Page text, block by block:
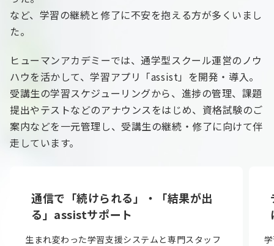
など、学習の継続と修了に不安を抱える方が多くいまし
た。
ヒューマンアカデミーでは、通学型スクール運営のノウ
ハウを活かして、学習アプリ「assist」を開発・導入。
受講生の学習スケジューリングから、進捗の管理、課題
提出やテストなどのアナウンスをはじめ、資格試験のご
案内などを一元管理し、受講生の継続・修了に向けて伴
走しています。
通信で「続けられる」・「結果が出
る」assistサポート
生まれ変わった学習支援システムと専門スタッフ